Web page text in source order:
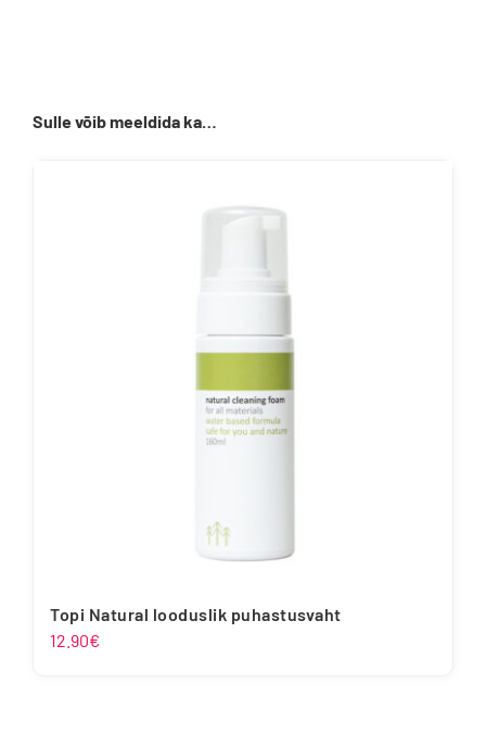
Sulle võib meeldida ka…
Topi Natural looduslik puhastusvaht
12.90€